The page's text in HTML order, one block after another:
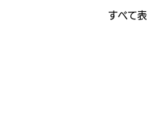
すべて